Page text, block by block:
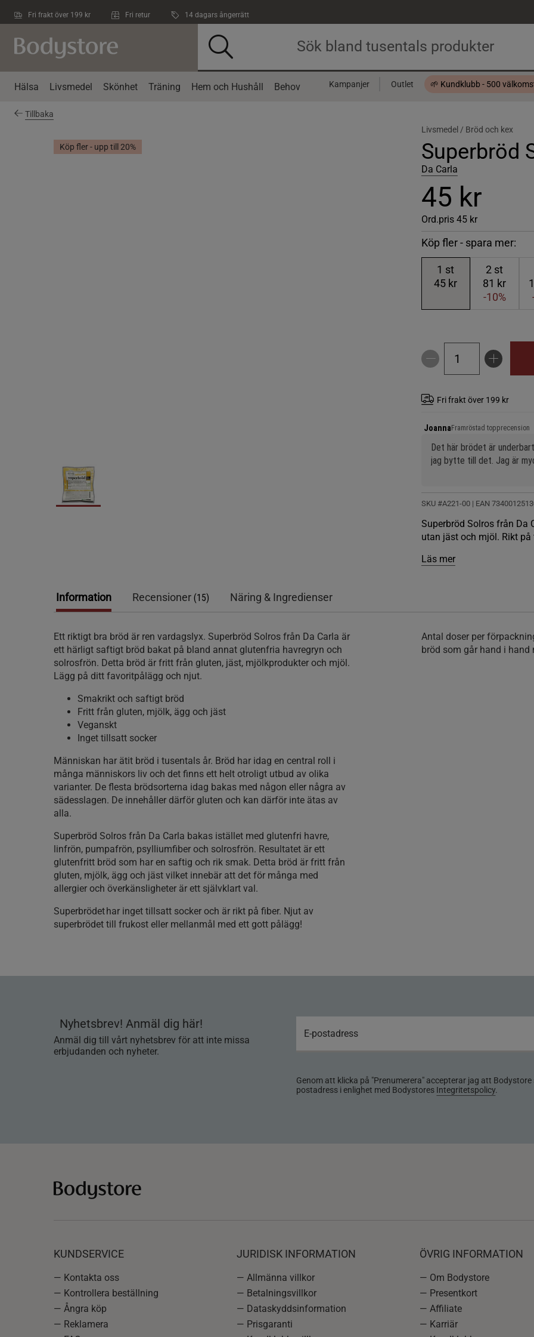
Fri frakt över 199 kr Fri retur 14 dagars ångerrätt
Hälsa Livsmedel Skönhet Träning Hem och Hushåll Behov Kampanjer Outlet 🌱 Kundklubb - 500
Tillbaka
Köp fler - upp till 20%
Livsmedel / Bröd och kex
Superbröd
Da Carla
45 kr
Ord.pris 45 kr
Köp fler - spara mer:
1 st
45 kr
2 st
81 kr
-10%
Fri frakt över 199 kr
Joanna Framröstad topprecension
Det här brödet är
jag bytte till det. Jag är
SKU #A221-00 | EAN
Superbröd Solros från Da
utan jäst och mjöl. Rikt
Läs mer
Information Recensioner (15) Näring & Ingredienser
Ett riktigt bra bröd är ren vardagslyx. Superbröd Solros från Da Carla är
ett härligt saftigt bröd bakat på bland annat glutenfria havregryn och
solrosfrön. Detta bröd är fritt från gluten, jäst, mjölkprodukter och mjöl.
Lägg på ditt favoritpålägg och njut.
Smakrikt och saftigt bröd
Fritt från gluten, mjölk, ägg och jäst
Veganskt
Inget tillsatt socker
Människan har ätit bröd i tusentals år. Bröd har idag en central roll i
många människors liv och det finns ett helt otroligt utbud av olika
varianter. De flesta brödsorterna idag bakas med någon eller några av
sädesslagen. De innehåller därför gluten och kan därför inte ätas av
alla.
Superbröd Solros från Da Carla bakas istället med glutenfri havre,
linfrön, pumpafrön, psylliumfiber och solrosfrön. Resultatet är ett
glutenfritt bröd som har en saftig och rik smak. Detta bröd är fritt från
gluten, mjölk, ägg och jäst vilket innebär att det för många med
allergier och överkänsligheter är ett självklart val.
Superbrödet har inget tillsatt socker och är rikt på fiber. Njut av
superbrödet till frukost eller mellanmål med ett gott pålägg!
Antal doser per
bröd som går hand i
Nyhetsbrev! Anmäl dig här!
Anmäl dig till vårt nyhetsbrev för att inte missa
erbjudanden och nyheter.
Genom att klicka på "Prenumerera" accepterar jag att Bodystore
postadress i enlighet med Bodystores Integritetspolicy.
KUNDSERVICE
— Kontakta oss
— Kontrollera beställning
— Ångra köp
— Reklamera
JURIDISK INFORMATION
— Allmänna villkor
— Betalningsvillkor
— Dataskyddsinformation
— Prisgaranti
ÖVRIG INFORMATION
— Om Bodystore
— Presentkort
— Affiliate
— Karriär